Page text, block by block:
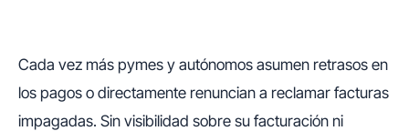
Cada vez más pymes y autónomos asumen retrasos en
los pagos o directamente renuncian a reclamar facturas
impagadas. Sin visibilidad sobre su facturación ni